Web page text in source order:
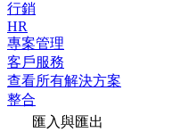
行銷
HR
專案管理
客戶服務
查看所有解決方案
整合
匯入與匯出